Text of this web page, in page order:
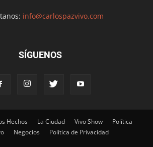
info@carlospazvivo.com
SÍGUENOS
Hechos La Ciudad Vivo Show
Política
Negocios Política de Privacidad